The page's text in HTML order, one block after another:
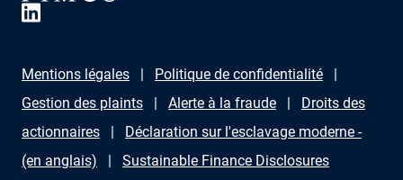
Mentions légales
Politique de confidentialité
Gestion des plaints
Alerte à la fraude
Droits des
actionnaires
Déclaration sur l'esclavage moderne -
(en anglais)
Sustainable Finance Disclosures